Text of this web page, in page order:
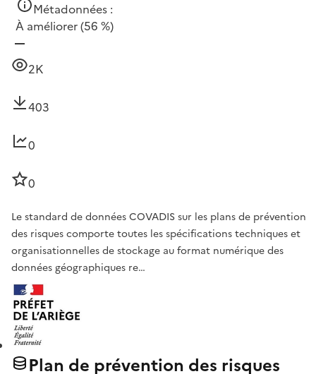
Métadonnées :
À améliorer(56 %)
2K
403
0
0
Le standard de données COVADIS sur les plans de prévention
des risques comporte toutes les spécifications techniques et
organisationnelles de stockage au format numérique des
données géographiques re…
Plan de prévention des risques